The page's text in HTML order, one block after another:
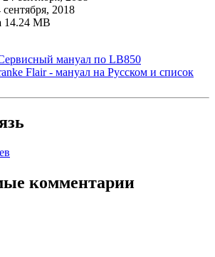
сентября, 2018
14.24 MB
мануал по LB850
Flair - мануал на Русском и список
комментарии